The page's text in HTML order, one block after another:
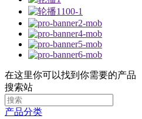
在这里你可以找到你需要的产品
搜索站
产品分类